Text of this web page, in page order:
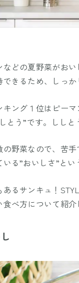
などの夏野菜がお
きるため、しっか
ング１位はピー
とう”です。ししと
の野菜なので、苦
る”おいしさ”とい
るサンキュ！
べ方について紹介